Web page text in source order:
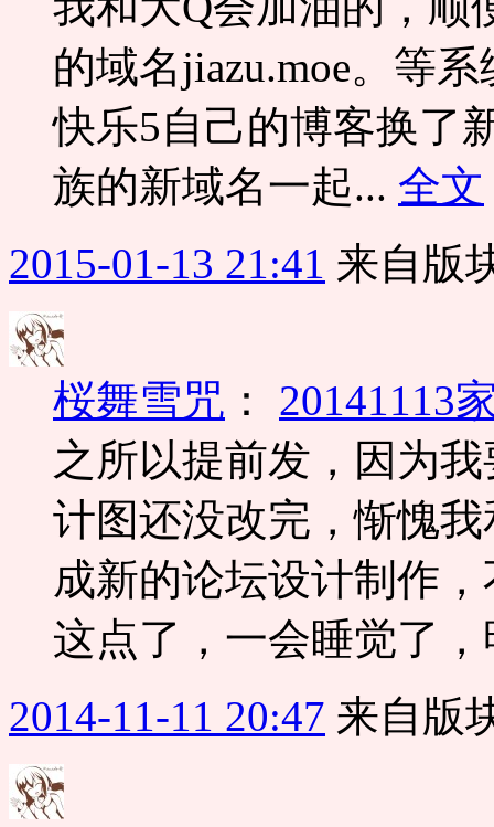
的域名jiazu.moe。等
快乐5自己的博客换了
族的新域名一起... 全文
2015-01-13 21:41 来自版
桜舞雪咒 ： 20141113
之所以提前发，因为
计图还没改完，惭愧
成新的论坛设计制作
这点了，一会睡觉了
2014-11-11 20:47 来自版